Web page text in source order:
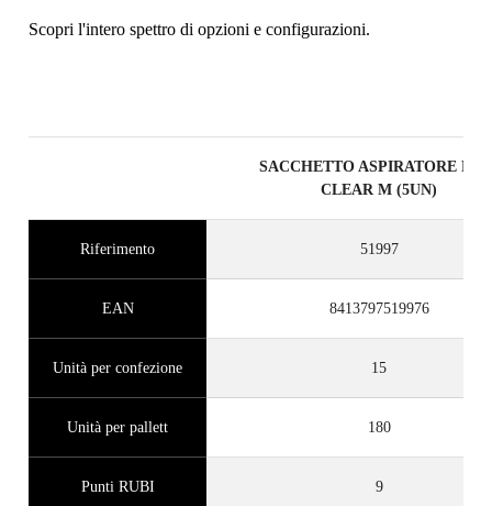
GARANZIA GRATUITA
Scopri l'intero spettro di opzioni e configurazioni.
SACCHETTO ASPIRATORE
CLEAR M (5UN)
Riferimento 51997
EAN 8413797519976
Unità per confezione 15
Unità per pallett 180
Punti RUBI 9